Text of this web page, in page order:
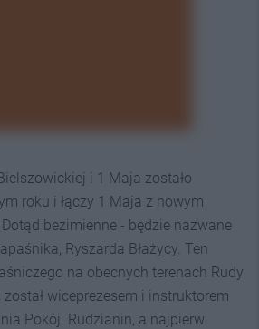
i 1 Maja zostało
roku i łączy 1 Maja z nowym
bezimienne - będzie nazwane
Ryszarda Błażycy. Ten
na obecnych terenach Rudy
wiceprezesem i instruktorem
Pokój. Rudzianin, a najpierw